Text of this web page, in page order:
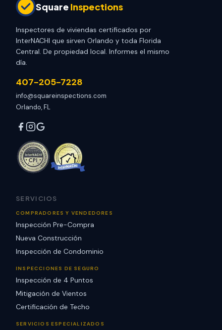
Square Inspections
Inspectores de viviendas certificados por
InterNACHI que sirven Orlando y toda Florida
Central. De propiedad local. Informes el mismo
día.
407-205-7228
info@squareinspections.com
Orlando, FL
SERVICIOS
COMPRADORES Y VENDEDORES
Inspección Pre-Compra
Nueva Construcción
Inspección de Condominio
INSPECCIONES DE SEGURO
Inspección de 4 Puntos
Mitigación de Vientos
Certificación de Techo
SERVICIOS ESPECIALIZADOS